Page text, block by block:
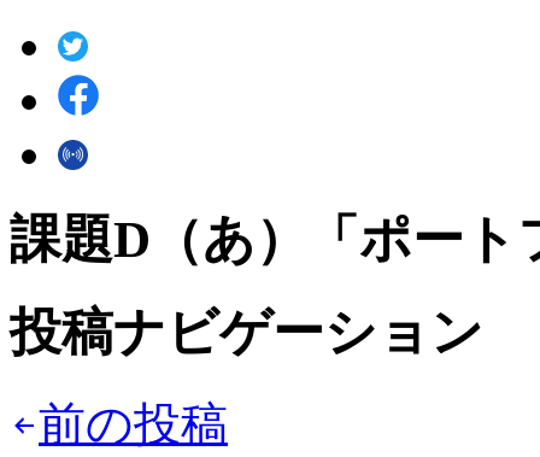
課題D（あ）「ポート
投稿ナビゲーション
前の投稿